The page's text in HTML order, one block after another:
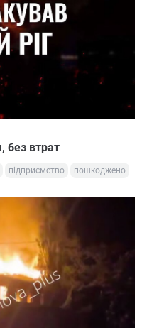
без втрат
підприємство пошкоджено